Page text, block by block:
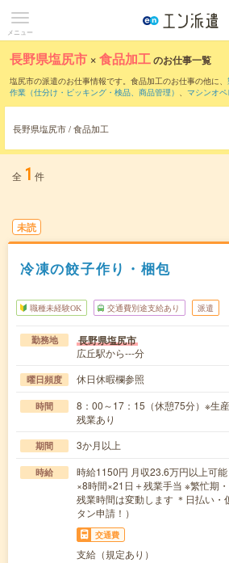
メニュー
長野県塩尻市 ×食品加工のお仕事一覧
塩尻市の派遣のお仕事情報です。食品加工のお仕事の他に、
作業（仕分け・ピッキング・検品、商品管理） 、 マシンオ
長野県塩尻市 / 食品加工
全 1 件
未読
冷凍の餃子作り・梱包
職種未経験OK 交通費別途支給あり 派遣
勤務地 長野県塩尻市
広丘駅から---分
曜日頻度 休日休暇欄参照
時間
8：00～17：15（休憩75分）※生
残業あり
期間 3か月以上
時給
時給1150円 月収23.6万円以上可
×8時間×21日＋残業手当 ※繁忙期
残業時間は変動します ＊日払い・
タン申請！）
交通費
支給（規定あり）